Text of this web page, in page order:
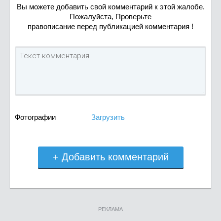
Вы можете добавить свой комментарий к этой жалобе.
Пожалуйста, Проверьте
правописание перед публикацией комментария !
Фотографии Загрузить
+ Добавить комментарий
РЕКЛАМА